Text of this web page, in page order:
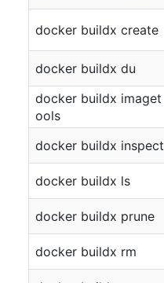
docker buildx create
docker buildx du
docker buildx imaget
ools
docker buildx inspect
docker buildx ls
docker buildx prune
docker buildx rm